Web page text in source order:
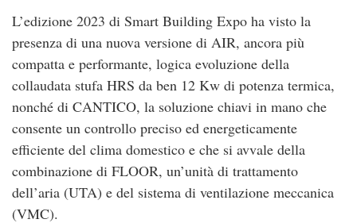
L’edizione 2023 di Smart Building Expo ha visto la
presenza di una nuova versione di AIR, ancora più
compatta e performante, logica evoluzione della
collaudata stufa HRS da ben 12 Kw di potenza termica,
nonché di CANTICO, la soluzione chiavi in mano che
consente un controllo preciso ed energeticamente
efficiente del clima domestico e che si avvale della
combinazione di FLOOR, un’unità di trattamento
dell’aria (UTA) e del sistema di ventilazione meccanica
(VMC).